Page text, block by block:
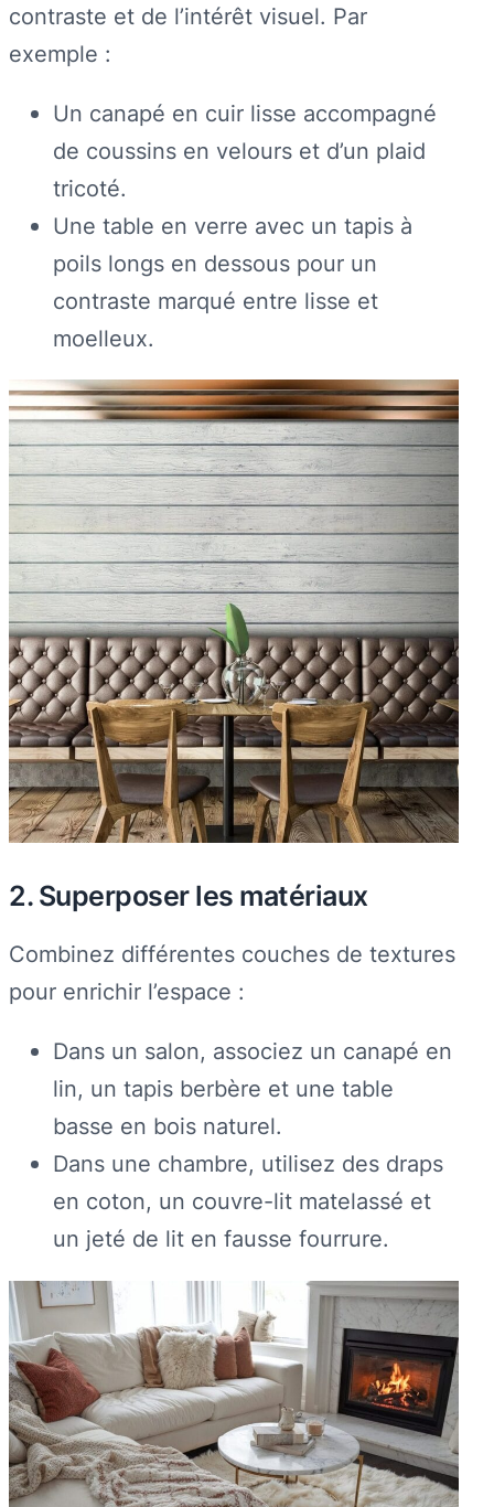
contraste et de l’intérêt visuel. Par
exemple :
Un canapé en cuir lisse accompagné
de coussins en velours et d’un plaid
tricoté.
Une table en verre avec un tapis à
poils longs en dessous pour un
contraste marqué entre lisse et
moelleux.
2. Superposer les matériaux
Combinez différentes couches de textures
pour enrichir l’espace :
Dans un salon, associez un canapé en
lin, un tapis berbère et une table
basse en bois naturel.
Dans une chambre, utilisez des draps
en coton, un couvre-lit matelassé et
un jeté de lit en fausse fourrure.